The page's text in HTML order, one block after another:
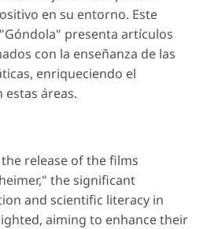
en su entorno. Este
presenta artículos
con la enseñanza de las
enriqueciendo el
áreas.
release of the films
the significant
and scientific literacy in
aiming to enhance their